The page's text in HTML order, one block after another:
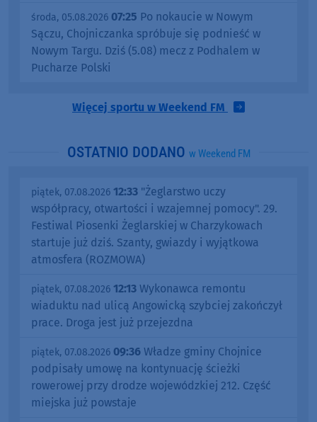
środa, 05.08.2026 07:25 Po nokaucie w Nowym
Sączu, Chojniczanka spróbuje się podnieść w
Nowym Targu. Dziś (5.08) mecz z Podhalem w
Pucharze Polski
Więcej sportu w Weekend FM
OSTATNIO DODANO w Weekend FM
piątek, 07.08.2026 12:33 "Żeglarstwo uczy
współpracy, otwartości i wzajemnej pomocy". 29.
Festiwal Piosenki Żeglarskiej w Charzykowach
startuje już dziś. Szanty, gwiazdy i wyjątkowa
atmosfera (ROZMOWA)
piątek, 07.08.2026 12:13 Wykonawca remontu
wiaduktu nad ulicą Angowicką szybciej zakończył
prace. Droga jest już przejezdna
piątek, 07.08.2026 09:36 Władze gminy Chojnice
podpisały umowę na kontynuację ścieżki
rowerowej przy drodze wojewódzkiej 212. Część
miejska już powstaje